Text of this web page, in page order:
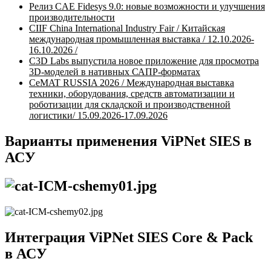
Релиз CAE Fidesys 9.0: новые возможности и улучшения
производительности
CIIF China International Industry Fair / Китайская
международная промышленная выставка / 12.10.2026-
16.10.2026 /
C3D Labs выпустила новое приложение для просмотра
3D-моделей в нативных САПР-форматах
CeMAT RUSSIA 2026 / Международная выставка
техники, оборудования, средств автоматизации и
роботизации для складской и производственной
логистики/ 15.09.2026-17.09.2026
Варианты применения ViPNet SIES в
АСУ
Интеграция ViPNet SIES Core & Pack
в АСУ